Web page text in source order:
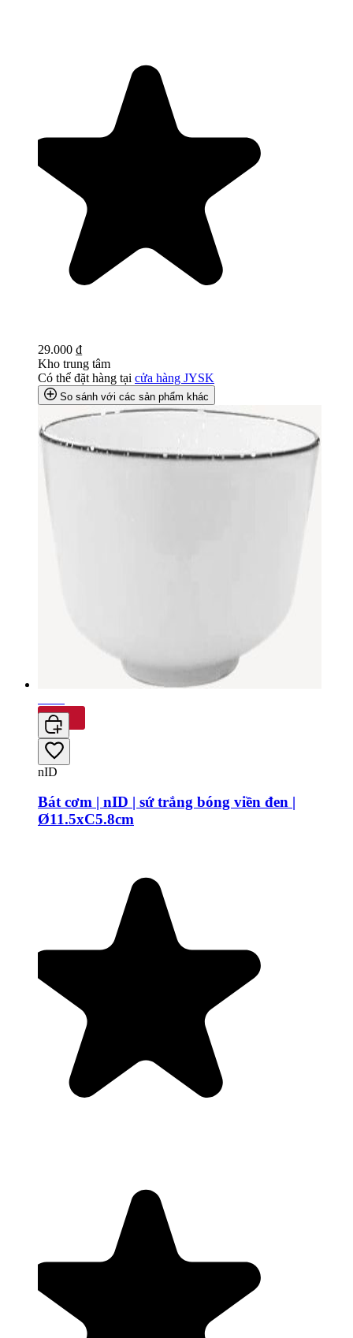
29.000 ₫
Kho trung tâm
Có thể đặt hàng tại cửa hàng JYSK
So sánh với các sản phẩm khác
nID
Bát cơm | nID | sứ trắng bóng viền đen |
Ø11.5xC5.8cm